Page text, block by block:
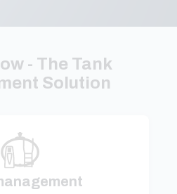
- The Tank
Solution